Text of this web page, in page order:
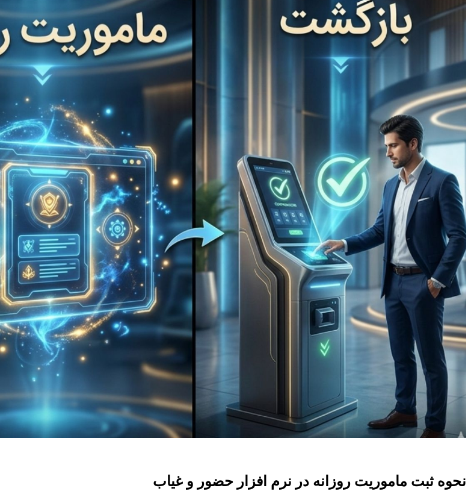
نحوه ثبت ماموریت روزانه در نرم‌ افزار حضور و غیاب